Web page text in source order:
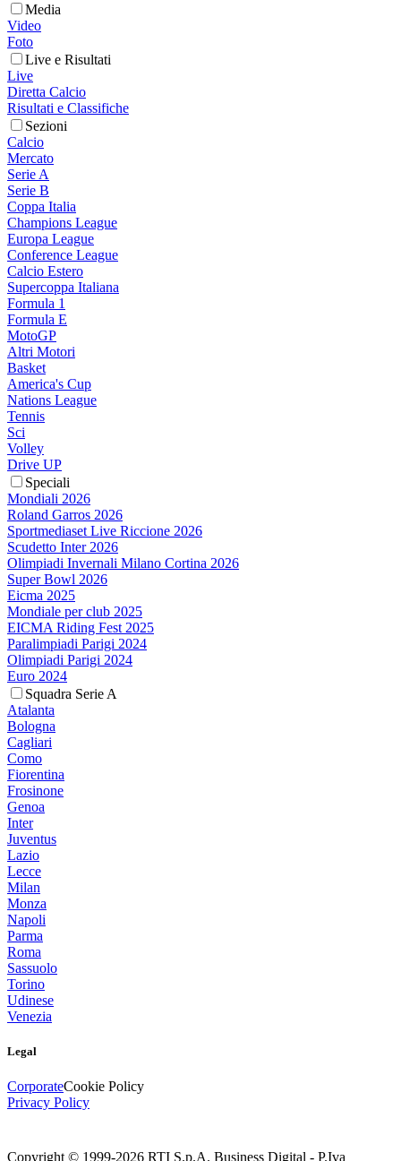
Media
Video
Foto
Live e Risultati
Live
Diretta Calcio
Risultati e Classifiche
Sezioni
Calcio
Mercato
Serie A
Serie B
Coppa Italia
Champions League
Europa League
Conference League
Calcio Estero
Supercoppa Italiana
Formula 1
Formula E
MotoGP
Altri Motori
Basket
America's Cup
Nations League
Tennis
Sci
Volley
Drive UP
Speciali
Mondiali 2026
Roland Garros 2026
Sportmediaset Live Riccione 2026
Scudetto Inter 2026
Olimpiadi Invernali Milano Cortina 2026
Super Bowl 2026
Eicma 2025
Mondiale per club 2025
EICMA Riding Fest 2025
Paralimpiadi Parigi 2024
Olimpiadi Parigi 2024
Euro 2024
Squadra Serie A
Atalanta
Bologna
Cagliari
Como
Fiorentina
Frosinone
Genoa
Inter
Juventus
Lazio
Lecce
Milan
Monza
Napoli
Parma
Roma
Sassuolo
Torino
Udinese
Venezia
Legal
CorporateCookie Policy
Privacy Policy
Copyright © 1999-2026 RTI S.p.A. Business Digital - P.Iva